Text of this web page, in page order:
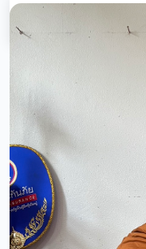
รองศาสตราจ
กรรมกา